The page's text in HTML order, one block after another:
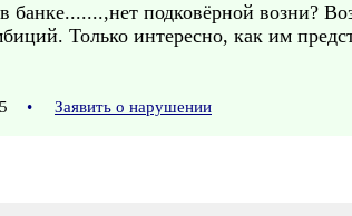
банке.......,нет подковёрной возни?
Только интересно, как им
• Заявить о нарушении